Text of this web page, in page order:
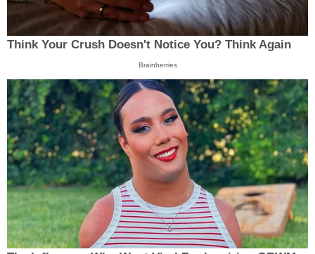
Think Your Crush Doesn't Notice You? Think Again
Brainberries